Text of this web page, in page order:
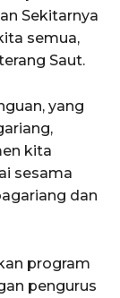
Sekitarnya
semua,
Saut.
yang
kita
sesama
dan
program
pengurus